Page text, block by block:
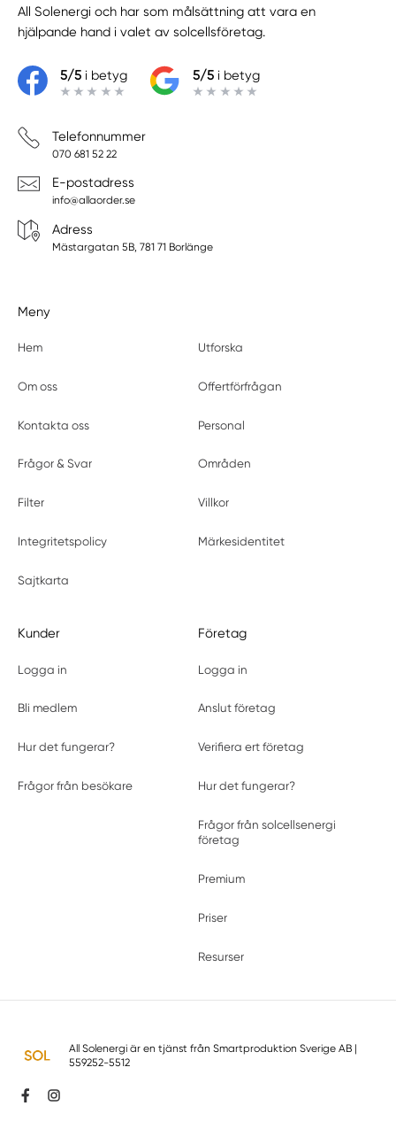
All Solenergi och har som målsättning att vara en
hjälpande hand i valet av solcellsföretag.
5/5i betyg 5/5i betyg
Telefonnummer
070 681 52 22
E-postadress
info@allaorder.se
Adress
Mästargatan 5B, 781 71 Borlänge
Meny
Hem Utforska
Om oss Offertförfrågan
Kontakta oss Personal
Frågor & Svar Områden
Filter Villkor
Integritetspolicy Märkesidentitet
Sajtkarta
Kunder
Logga in
Bli medlem
Hur det fungerar?
Frågor från besökare
Företag
Logga in
Anslut företag
Verifiera ert företag
Hur det fungerar?
Frågor från solcellsenergi
företag
Premium
Priser
Resurser
All Solenergi är en tjänst från Smartproduktion Sverige AB|
559252-5512